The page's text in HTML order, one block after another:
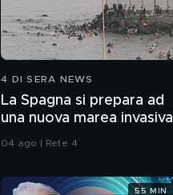
4 DI SERA NEWS
La Spagna si prepara ad
una nuova marea invasiva
04 ago | Rete 4
55 MIN